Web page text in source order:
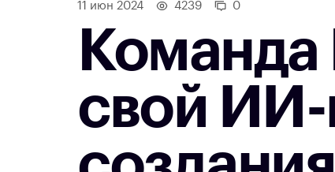
11 июн 2024 4239 0
Команда
свой ИИ-